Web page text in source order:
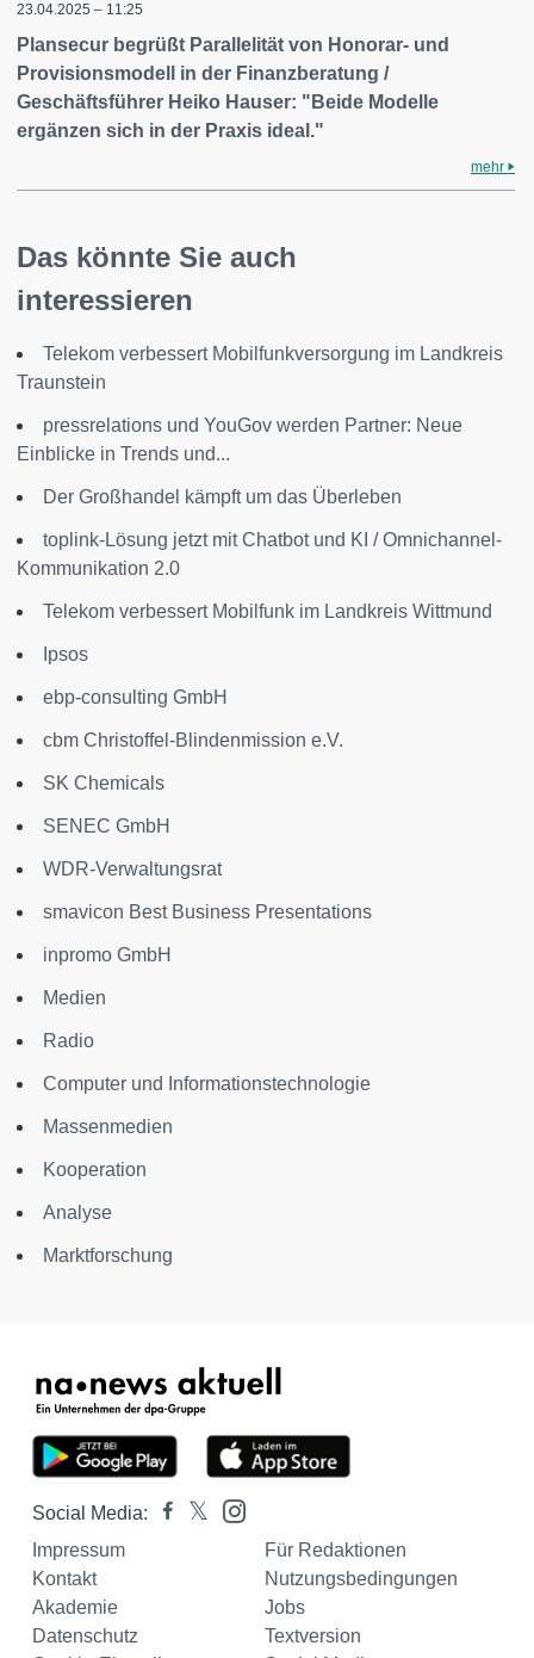
23.04.2025 – 11:25
Plansecur begrüßt Parallelität von Honorar- und
Provisionsmodell in der Finanzberatung /
Geschäftsführer Heiko Hauser: "Beide Modelle
ergänzen sich in der Praxis ideal."
mehr
Das könnte Sie auch
interessieren
Telekom verbessert Mobilfunkversorgung im Landkreis
Traunstein
pressrelations und YouGov werden Partner: Neue
Einblicke in Trends und...
Der Großhandel kämpft um das Überleben
toplink-Lösung jetzt mit Chatbot und KI / Omnichannel-
Kommunikation 2.0
Telekom verbessert Mobilfunk im Landkreis Wittmund
Ipsos
ebp-consulting GmbH
cbm Christoffel-Blindenmission e.V.
SK Chemicals
SENEC GmbH
WDR-Verwaltungsrat
smavicon Best Business Presentations
inpromo GmbH
Medien
Radio
Computer und Informationstechnologie
Massenmedien
Kooperation
Analyse
Marktforschung
Social Media:
Impressum
Für Redaktionen
Kontakt
Nutzungsbedingungen
Akademie
Jobs
Datenschutz
Textversion